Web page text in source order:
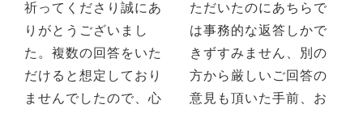
祈ってくださり誠にあ
りがとうございまし
た。複数の回答をいた
だけると想定しており
ませんでしたので、心
ただいたのにあちらで
は事務的な返答しかで
きずすみません、別の
方から厳しいご回答の
意見も頂いた手前、お